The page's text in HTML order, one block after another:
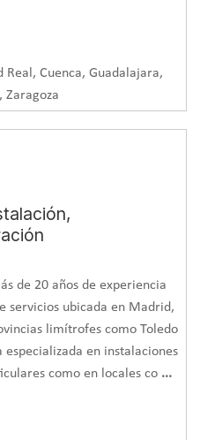
térmico también
yprotección contra el ruido
del exterior de la
específicos que
con una función aislante
o bien absorbente de
estas son las claves a
fuente(aéreo o de
elige la aplicación más
trasdosados).
Real, Cuenca, Guadalajara,
Zaragoza
de 20 años de experiencia
servicios ubicada en Madrid,
limítrofes como Toledo
especializada en instalaciones
como en locales co ...